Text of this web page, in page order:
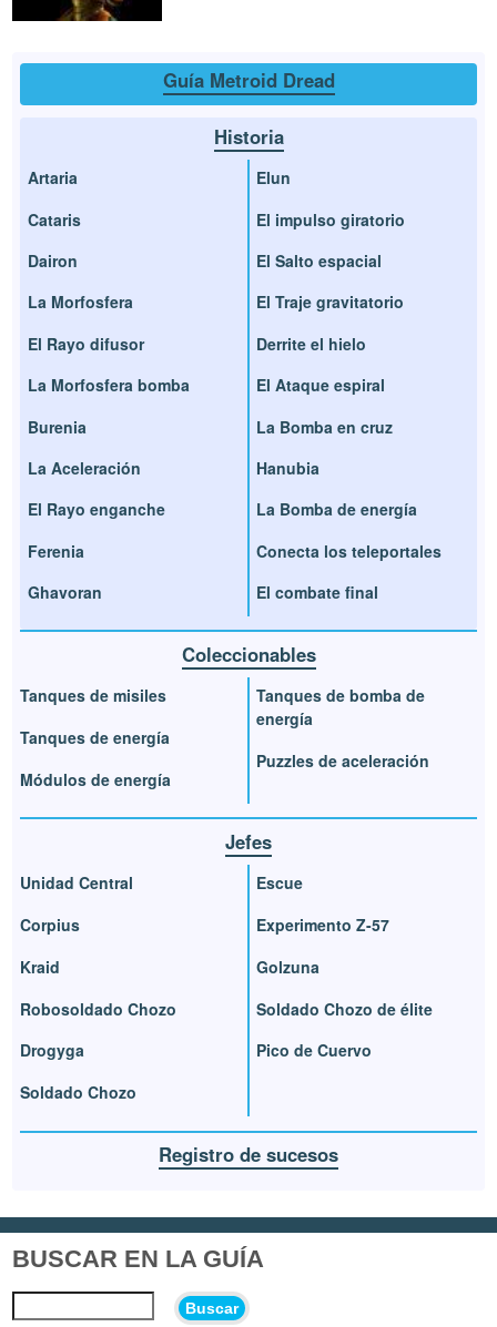
Guía Metroid Dread
Historia
Artaria
Cataris
Dairon
La Morfosfera
El Rayo difusor
La Morfosfera bomba
Burenia
La Aceleración
El Rayo enganche
Ferenia
Ghavoran
Elun
El impulso giratorio
El Salto espacial
El Traje gravitatorio
Derrite el hielo
El Ataque espiral
La Bomba en cruz
Hanubia
La Bomba de energía
Conecta los teleportales
El combate final
Coleccionables
Tanques de misiles
Tanques de energía
Módulos de energía
Tanques de bomba de
energía
Puzzles de aceleración
Jefes
Unidad Central
Corpius
Kraid
Robosoldado Chozo
Drogyga
Soldado Chozo
Escue
Experimento Z-57
Golzuna
Soldado Chozo de élite
Pico de Cuervo
Registro de sucesos
BUSCAR EN LA GUÍA
Buscar